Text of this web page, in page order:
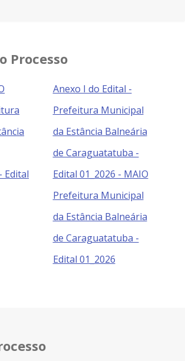
Processo
Edital
Anexo I do Edital -
Prefeitura Municipal
da Estância Balneária
de Caraguatatuba -
Edital 01_2026 - MAIO
Prefeitura Municipal
da Estância Balneária
de Caraguatatuba -
Edital 01_2026